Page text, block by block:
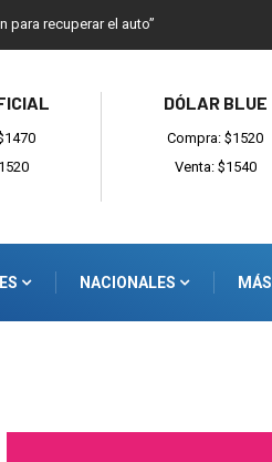
para recuperar el auto”
DÓLAR BLUE
Compra: $1520
Venta: $1540
NACIONALES MÁS